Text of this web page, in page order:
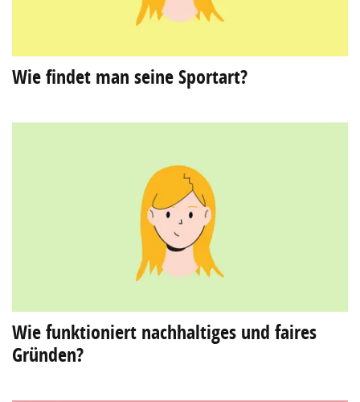
Wie findet man seine Sportart?
Wie funktioniert nachhaltiges und faires
Gründen?